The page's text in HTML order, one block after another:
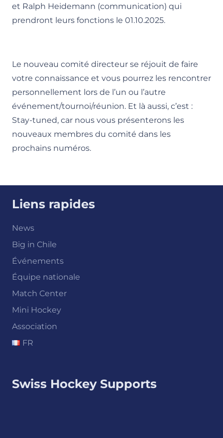
et Ralph Heidemann (communication) qui
prendront leurs fonctions le 01.10.2025.
Le nouveau comité directeur se réjouit de faire
votre connaissance et vous pourrez les rencontrer
personnellement lors de l’un ou l’autre
événement/tournoi/réunion. Et là aussi, c’est :
Stay-tuned, car nous vous présenterons les
nouveaux membres du comité dans les
prochains numéros.
Liens rapides
News
Big in Chile
Événements
Équipe nationale
Match Center
Mini Hockey
Association
FR
Swiss Hockey Supports